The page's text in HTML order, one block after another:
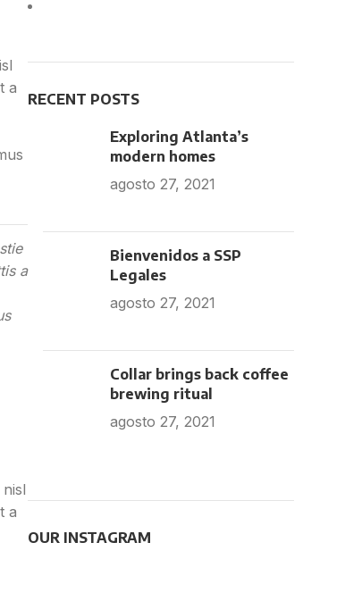
a
a
a
RECENT POSTS
Exploring Atlanta’s
modern homes
agosto 27, 2021
Bienvenidos a SSP
Legales
agosto 27, 2021
Collar brings back coffee
brewing ritual
agosto 27, 2021
OUR INSTAGRAM